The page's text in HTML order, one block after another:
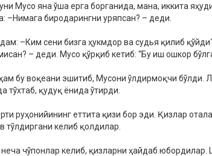
Мусо яна ўша ерга борганида, мана, иккита
–Нимага биродарингни уряпсан? – деди.
–Ким сени бизга ҳукмдор ва судья қилиб
– деди. Мусо қўрқиб кетиб: “Бу иш ошкор
бу воқеани эшитиб, Мусони ўлдирмоқчи бўлди.
тўхтаб, қудуқ ёнида ўтирди.
руҳонийининг еттита қизи бор эди. Қизлар
тўлдиргани келиб қолдилар.
чўпонлар келиб, қизларни ҳайдаб юбордилар.